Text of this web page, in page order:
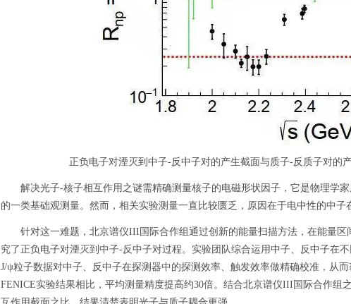
正负电子对湮灭到中子-反中子对的产生截面与质子-反质子对
解决光子-核子相互作用之谜需精确测量核子的电磁形状因子，它是物理学家
的一类基础观测量。然而，相关实验测量一直比较匮乏，原因在于电中性的中子
针对这一难题，北京谱仪III国际合作组通过创新的能量扫描方法，在能量区
究了正负电子对湮灭到中子-反中子对过程。实验团队综合运用中子、反中子在
J/ψ粒子数据对中子、反中子在探测器中的探测效率、触发效率做精确校准，从
FENICE实验结果相比，平均测量精度提高约30倍。结合北京谱仪III国际合作组